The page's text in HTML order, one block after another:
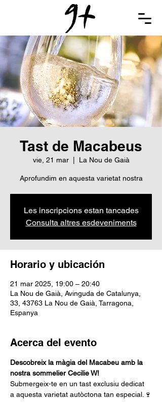
Tast de Macabeus
vie, 21 mar
  |
La Nou de Gaià
Aprofundim en aquesta varietat nostra
Les inscripcions estan tancades
Consulta altres esdeveniments
Horario y ubicación
21 mar 2025, 19:00 – 20:40
La Nou de Gaià, Avinguda de Catalunya,
33, 43763 La Nou de Gaià, Tarragona,
Espanya
Acerca del evento
Descobreix la màgia del Macabeu amb la
nostra sommelier Cecilie W!
Submergeix-te en un tast exclusiu dedicat
a aquesta varietat autòctona tan especial.🍷